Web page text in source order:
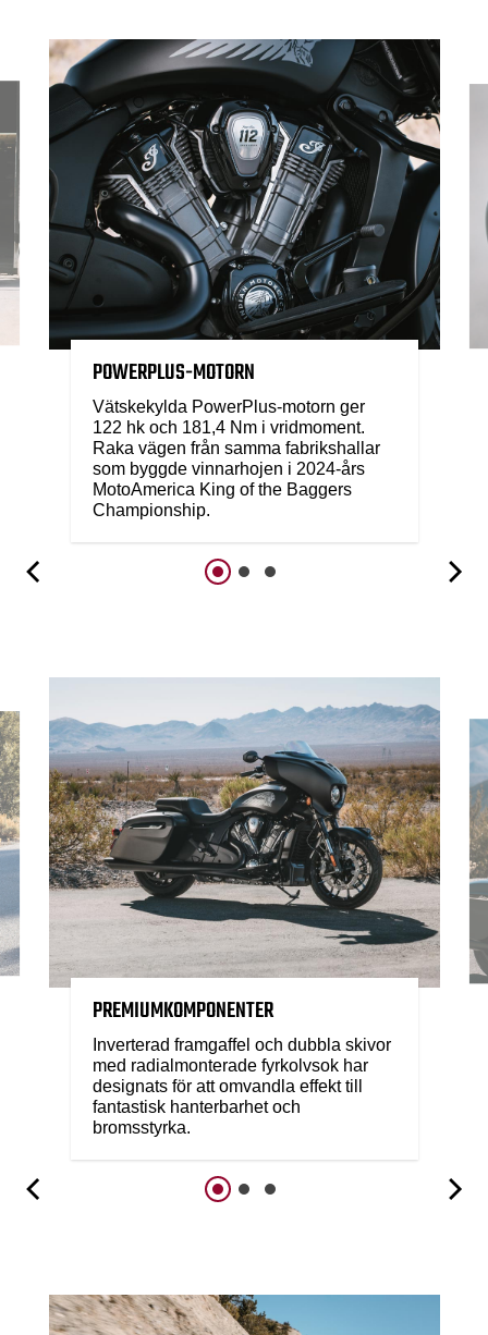
POWERPLUS-MOTORN
Vätskekylda PowerPlus-motorn ger
122 hk och 181,4 Nm i vridmoment.
Raka vägen från samma fabrikshallar
som byggde vinnarhojen i 2024-års
MotoAmerica King of the Baggers
Championship.
PREMIUMKOMPONENTER
Inverterad framgaffel och dubbla skivor
med radialmonterade fyrkolvsok har
designats för att omvandla effekt till
fantastisk hanterbarhet och
bromsstyrka.